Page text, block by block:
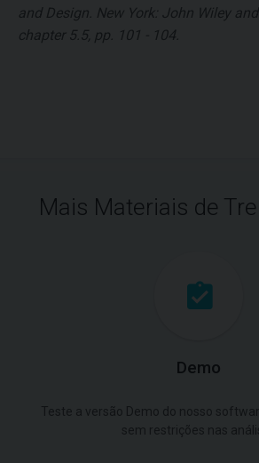
and Design. New York: John Wiley
chapter 5.5, pp. 101 - 104.
Mais Materiais de
Demo
Teste a versão Demo do nosso
sem restrições nas